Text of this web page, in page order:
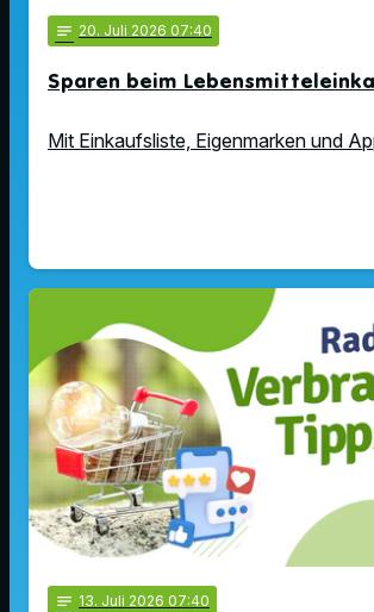
notes 20. Juli 2026 07:40
Sparen beim
Mit Einkaufsliste, Eigenmarken und
notes 13. Juli 2026 07:40